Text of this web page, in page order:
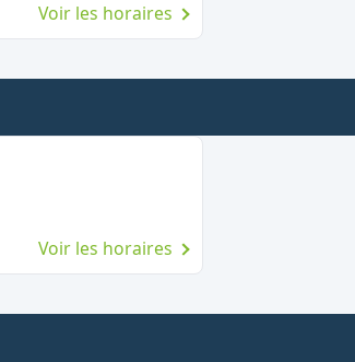
Voir les horaires
Voir les horaires